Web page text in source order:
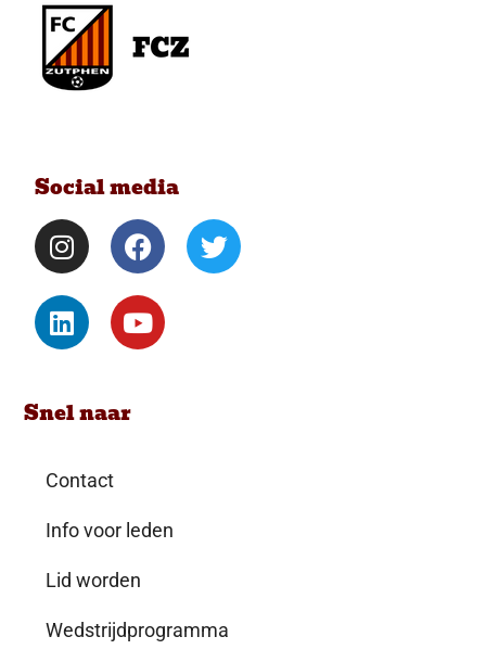
Social media
Snel naar
Contact
Info voor leden
Lid worden
Wedstrijdprogramma